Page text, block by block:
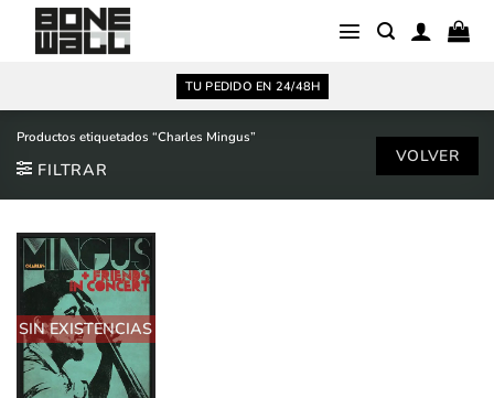
Saltar
contenido
TU PEDIDO EN 24/48H
Productos etiquetados “Charles Mingus”
FILTRAR
SIN EXISTENCIAS